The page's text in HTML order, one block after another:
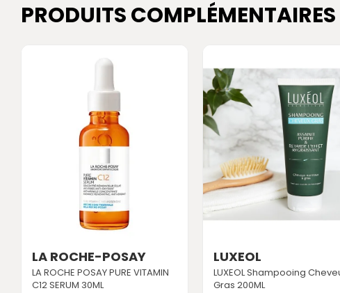
PRODUITS COMPLÉMENTAIRES
LA ROCHE-POSAY
LA ROCHE POSAY PURE VITAMIN
C12 SERUM 30ML
LUXEOL
LUXEOL Shampooing
Gras 200ML